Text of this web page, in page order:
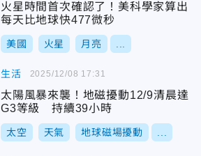
火星時間首次確認了！美科學家算出
每天比地球快477微秒
美國 火星 月亮
生活
太陽風暴來襲！地磁擾動12/9清晨達
G3等級 持續39小時
太空 天氣 地球磁場擾動
2025/12/08 17:31